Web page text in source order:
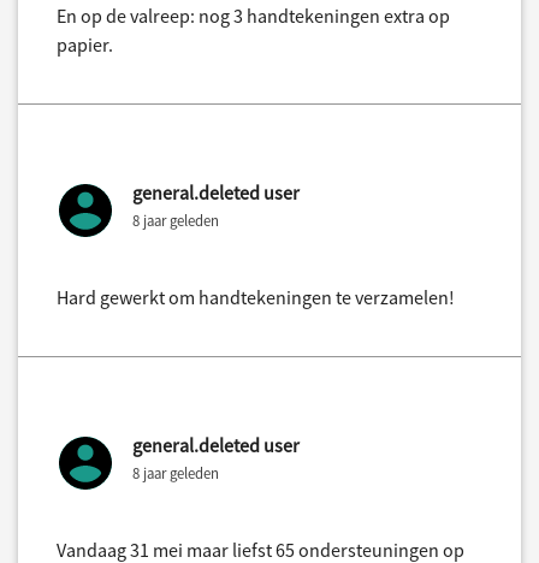
En op de valreep: nog 3 handtekeningen extra op
papier.
general.deleted user
8 jaar geleden
Hard gewerkt om handtekeningen te verzamelen!
general.deleted user
8 jaar geleden
Vandaag 31 mei maar liefst 65 ondersteuningen op